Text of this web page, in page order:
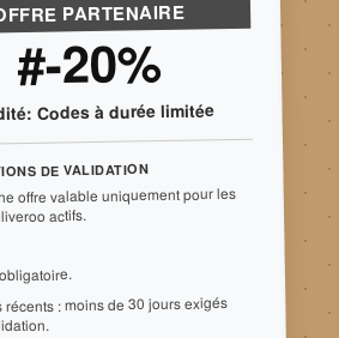
PARTENAIRE
#-20%
Codes à durée limitée
DE VALIDATION
offre valable uniquement pour les
actifs.
récents : moins de 30 jours exigés